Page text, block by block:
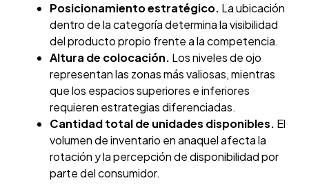
Posicionamiento estratégico. La ubicación
dentro de la categoría determina la visibilidad
del producto propio frente a la competencia.
Altura de colocación. Los niveles de ojo
representan las zonas más valiosas, mientras
que los espacios superiores e inferiores
requieren estrategias diferenciadas.
Cantidad total de unidades disponibles. El
volumen de inventario en anaquel afecta la
rotación y la percepción de disponibilidad por
parte del consumidor.